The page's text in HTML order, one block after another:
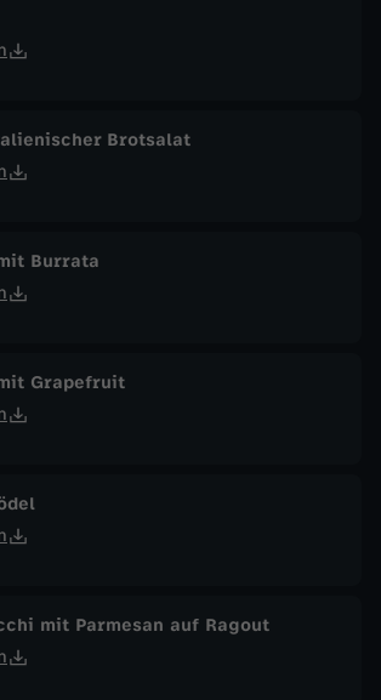
Brotsalat
Burrata
Grapefruit
mit Parmesan auf Ragout